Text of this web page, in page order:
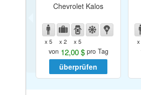
Chevrolet Kalos
x 5 x 2 x 5
von 12,00 $ pro Tag
überprüfen
x